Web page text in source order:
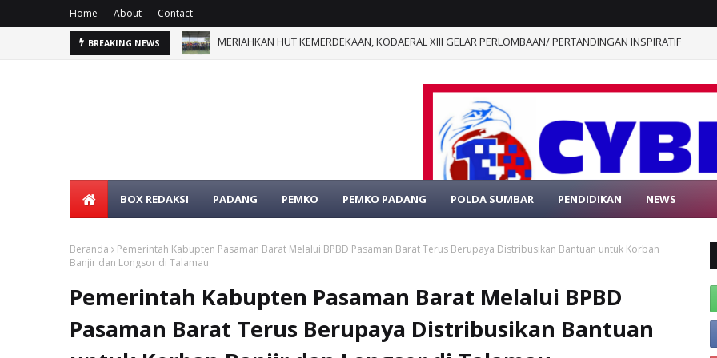
Home About Contact
BREAKING NEWS Sambut HUT Ke-62, Danlanudal Juanda Pimpin Ziarah ke Makam Tokoh Leluhur di Wilayah Juanda
SELAMAT
BOX REDAKSI PADANG PEMKO PEMKO PADANG POLDA SUMBAR PENDIDIKAN NEWS
Beranda
Pemerintah Kabupten Pasaman Barat Melalui BPBD Pasaman Barat Terus Berupaya Distribusikan Bantuan untuk Korban
Banjir dan Longsor di Talamau
Pemerintah Kabupten Pasaman Barat Melalui BPBD
Pasaman Barat Terus Berupaya Distribusikan Bantuan